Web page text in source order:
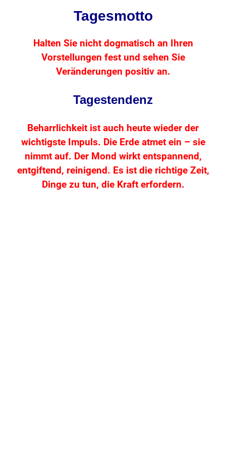
Tagesmotto
Halten Sie nicht dogmatisch an Ihren
Vorstellungen fest und sehen Sie
Veränderungen positiv an.
Tagestendenz
Beharrlichkeit ist auch heute wieder der
wichtigste Impuls. Die Erde atmet ein – sie
nimmt auf. Der Mond wirkt entspannend,
entgiftend, reinigend. Es ist die richtige Zeit,
Dinge zu tun, die Kraft erfordern.